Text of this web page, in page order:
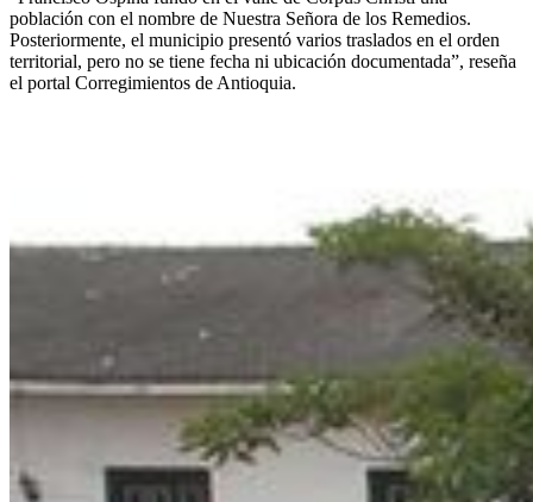
población con el nombre de Nuestra Señora de los Remedios.
Posteriormente, el municipio presentó varios traslados en el orden
territorial, pero no se tiene fecha ni ubicación documentada”, reseña
el portal Corregimientos de Antioquia.